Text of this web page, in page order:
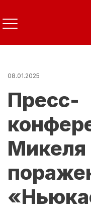
08.01.2025
Пресс-
Микеля